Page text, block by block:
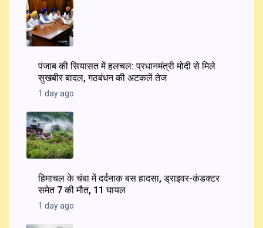
पंजाब की सियासत में हलचल: प्रधानमंत्री मोदी से मिले
सुखबीर बादल, गठबंधन की अटकलें तेज
1 day ago
हिमाचल के चंबा में दर्दनाक बस हादसा, ड्राइवर-कंडक्टर
समेत 7 की मौत, 11 घायल
1 day ago